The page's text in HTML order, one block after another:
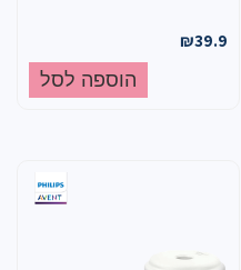
₪39.9
הוספה לסל